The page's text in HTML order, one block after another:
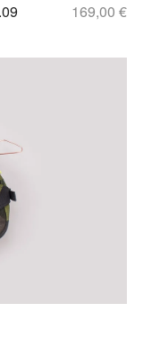
169,00€